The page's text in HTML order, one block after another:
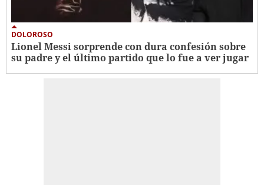
DOLOROSO
Lionel Messi sorprende con dura confesión sobre
su padre y el último partido que lo fue a ver jugar